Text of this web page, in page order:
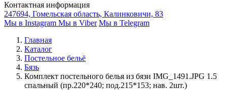
Контактная информация
247694, Гомельская область, Калинковичи, 83
Мы в Instagram Мы в Viber Мы в Telegram
Главная
Каталог
Постельное бельё
Бязь
Комплект постельного белья из бязи IMG_1491.JPG 1.5
спальный (пр.220*240; под.215*153; нав. 2шт.)